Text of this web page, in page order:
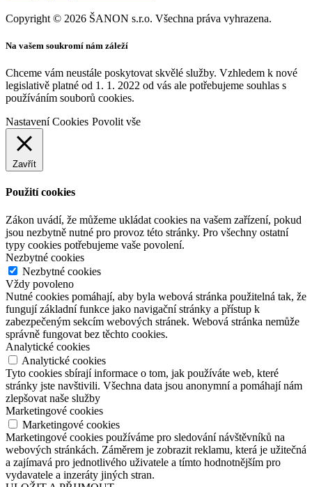
Copyright © 2026 ŠANON s.r.o. Všechna práva vyhrazena.
Na vašem soukromí nám záleží
Chceme vám neustále poskytovat skvělé služby. Vzhledem k nové
legislativě platné od 1. 1. 2022 od vás ale potřebujeme souhlas s
používáním souborů cookies.
Nastavení Cookies Povolit vše
Zavřít
Použití cookies
Zákon uvádí, že můžeme ukládat cookies na vašem zařízení, pokud
jsou nezbytně nutné pro provoz této stránky. Pro všechny ostatní
typy cookies potřebujeme vaše povolení.
Nezbytné cookies
Nezbytné cookies
Vždy povoleno
Nutné cookies pomáhají, aby byla webová stránka použitelná tak, že
fungují základní funkce jako navigační stránky a přístup k
zabezpečeným sekcím webových stránek. Webová stránka nemůže
správně fungovat bez těchto cookies.
Analytické cookies
Analytické cookies
Tyto cookies sbírají informace o tom, jak používáte web, které
stránky jste navštivili. Všechna data jsou anonymní a pomáhají nám
zlepšovat naše služby
Marketingové cookies
Marketingové cookies
Marketingové cookies používáme pro sledování návštěvníků na
webových stránkách. Záměrem je zobrazit reklamu, která je užitečná
a zajímavá pro jednotlivého uživatele a tímto hodnotnějším pro
vydavatele a inzeráty jiných stran.